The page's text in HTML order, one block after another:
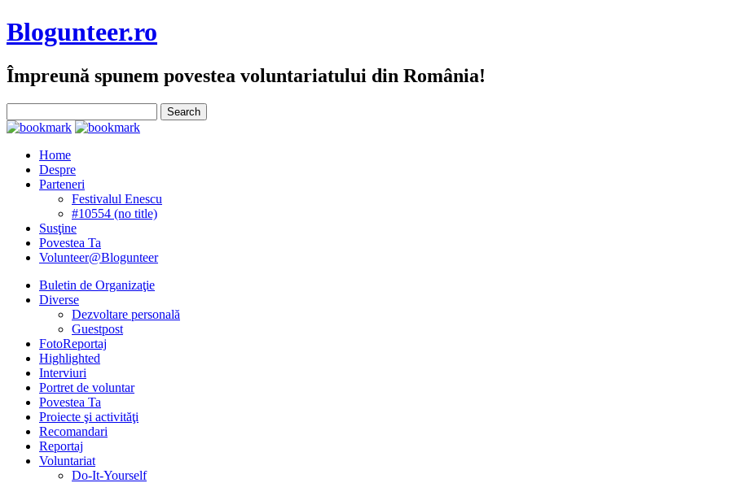
Blogunteer.ro
Împreună spunem povestea voluntariatului din România!
Home
Despre
Parteneri
Festivalul Enescu
#10554 (no title)
Susţine
Povestea Ta
Volunteer@Blogunteer
Buletin de Organizaţie
Diverse
Dezvoltare personală
Guestpost
FotoReportaj
Highlighted
Interviuri
Portret de voluntar
Povestea Ta
Proiecte şi activităţi
Recomandari
Reportaj
Voluntariat
Do-It-Yourself